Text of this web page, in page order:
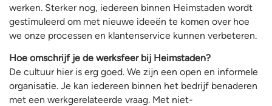
werken. Sterker nog, iedereen binnen Heimstaden wordt
gestimuleerd om met nieuwe ideeën te komen over hoe
we onze processen en klantenservice kunnen verbeteren.
Hoe omschrijf je de werksfeer bij Heimstaden?
De cultuur hier is erg goed. We zijn een open en informele
organisatie. Je kan iedereen binnen het bedrijf benaderen
met een werkgerelateerde vraag. Met niet-